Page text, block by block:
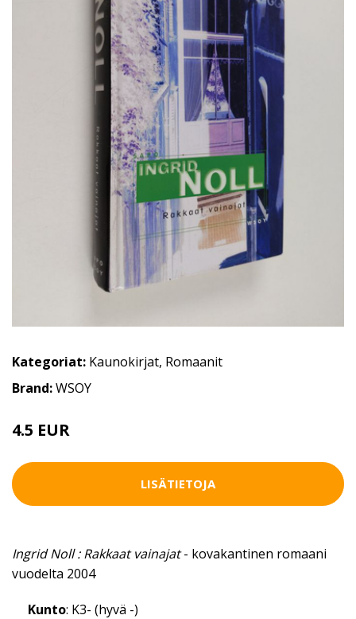
Kategoriat: Kaunokirjat, Romaanit
Brand:WSOY
4.5 EUR
LISÄTIETOJA
Ingrid Noll : Rakkaat vainajat- kovakantinen romaani
vuodelta 2004
Kunto: K3- (hyvä -)